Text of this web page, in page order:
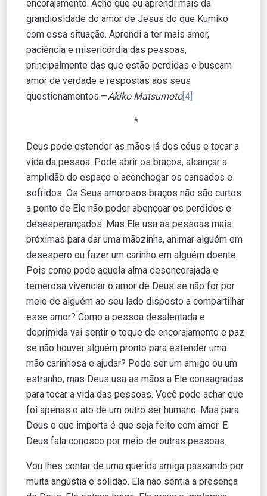
encorajamento. Acho que eu aprendi mais da
grandiosidade do amor de Jesus do que Kumiko
com essa situação. Aprendi a ter mais amor,
paciência e misericórdia das pessoas,
principalmente das que estão perdidas e buscam
amor de verdade e respostas aos seus
questionamentos.—Akiko Matsumoto[4]
*
Deus pode estender as mãos lá dos céus e tocar a
vida da pessoa. Pode abrir os braços, alcançar a
amplidão do espaço e aconchegar os cansados e
sofridos. Os Seus amorosos braços não são curtos
a ponto de Ele não poder abençoar os perdidos e
desesperançados. Mas Ele usa as pessoas mais
próximas para dar uma mãozinha, animar alguém em
desespero ou fazer um carinho em alguém doente.
Pois como pode aquela alma desencorajada e
temerosa vivenciar o amor de Deus se não for por
meio de alguém ao seu lado disposto a compartilhar
esse amor? Como a pessoa desalentada e
deprimida vai sentir o toque de encorajamento e paz
se não houver alguém pronto para estender uma
mão carinhosa e ajudar? Pode ser um amigo ou um
estranho, mas Deus usa as mãos a Ele consagradas
para tocar a vida das pessoas. Você pode achar que
foi apenas o ato de um outro ser humano. Mas para
Deus o que importa é que seja feito com amor. E
Deus fala conosco por meio de outras pessoas.
Vou lhes contar de uma querida amiga passando por
muita angústia e solidão. Ela não sentia a presença